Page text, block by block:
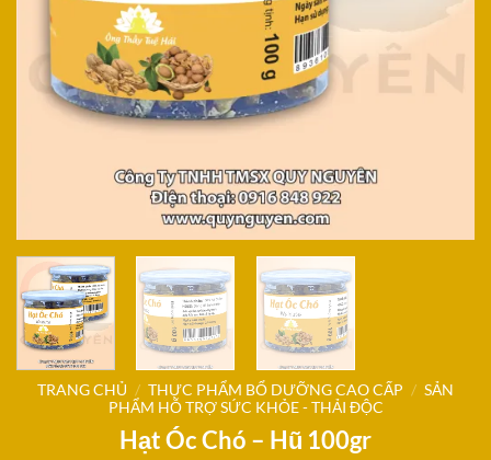
TRANG CHỦ / THỰC PHẨM BỔ DƯỠNG CAO CẤP / SẢN
PHẨM HỖ TRỢ SỨC KHỎE - THẢI ĐỘC
Hạt Óc Chó – Hũ 100gr